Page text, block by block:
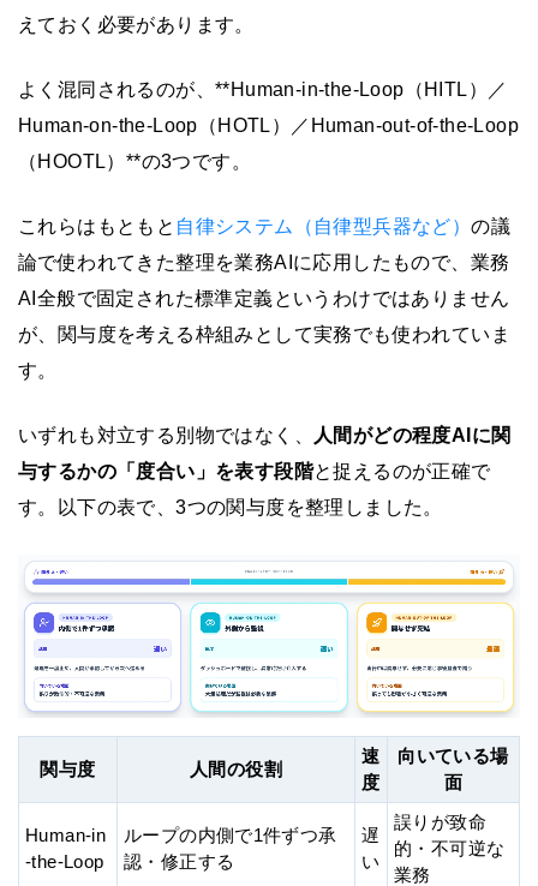
えておく必要があります。
よく混同されるのが、**Human-in-the-Loop（HITL）／
Human-on-the-Loop（HOTL）／Human-out-of-the-Loop
（HOOTL）**の3つです。
これらはもともと 自律システム（自律型兵器など）の議
論で使われてきた整理を業務AIに応用したもので、業務
AI全般で固定された標準定義というわけではありません
が、関与度を考える枠組みとして実務でも使われていま
す。
いずれも対立する別物ではなく、
人間がどの程度AIに関
与するかの「度合い」を表す段階と捉えるのが正確で
す。以下の表で、3つの関与度を整理しました。
関与度 人間の役割
速
度
向いている場
面
Human-in
-the-Loop
ループの内側で1件ずつ承
認・修正する
遅
い
誤りが致命
的・不可逆な
業務